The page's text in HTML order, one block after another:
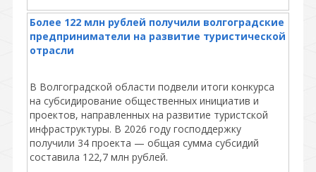
Более 122 млн рублей получили волгоградские
предприниматели на развитие туристической
отрасли
В Волгоградской области подвели итоги конкурса
на субсидирование общественных инициатив и
проектов, направленных на развитие туристской
инфраструктуры. В 2026 году господдержку
получили 34 проекта — общая сумма субсидий
составила 122,7 млн рублей.